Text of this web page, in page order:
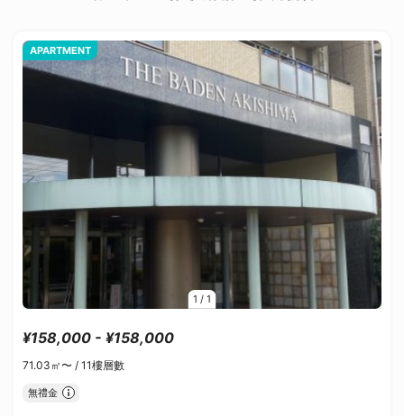
1 / 1
APARTMENT
¥158,000 - ¥158,000
71.03㎡〜 / 11樓層數
無禮金